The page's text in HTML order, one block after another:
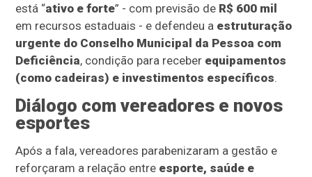
está “ativo e forte” - com previsão de R$ 600 mil
em recursos estaduais - e defendeu a estruturação
urgente do Conselho Municipal da Pessoa com
Deficiência, condição para receber equipamentos
(como cadeiras) e investimentos específicos.
Diálogo com vereadores e novos
esportes
Após a fala, vereadores parabenizaram a gestão e
reforçaram a relação entre esporte, saúde e